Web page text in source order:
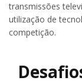
transmissões
utilização de
competição.